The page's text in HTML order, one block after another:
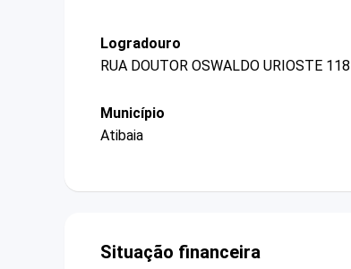
Logradouro
RUA DOUTOR OSWALDO URIOSTE 118
Município
Atibaia
Situação financeira